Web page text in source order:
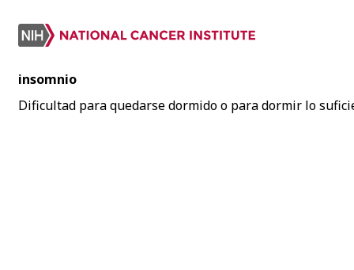
insomnio
Dificultad para quedarse dormido o para dormir lo